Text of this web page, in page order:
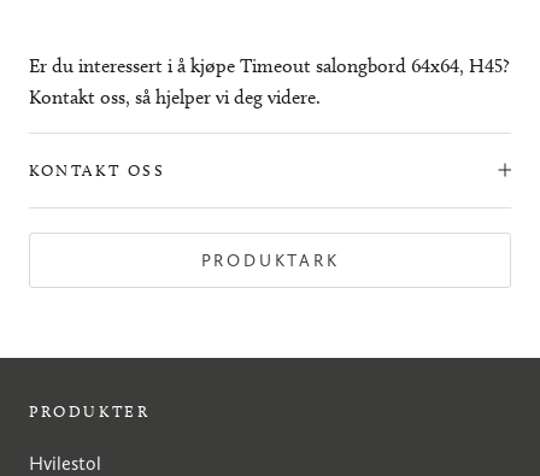
Er du interessert i å kjøpe Timeout salongbord 64x64, H45?
Kontakt oss, så hjelper vi deg videre.
KONTAKT OSS
PRODUKTARK
PRODUKTER
Hvilestol